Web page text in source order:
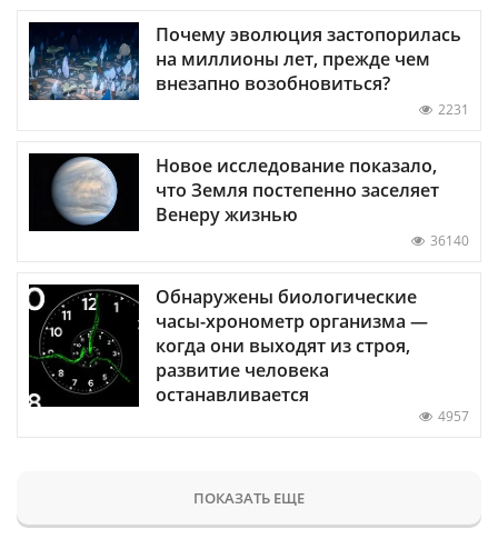
Почему эволюция застопорилась
на миллионы лет, прежде чем
внезапно возобновиться?
2231
Новое исследование показало,
что Земля постепенно заселяет
Венеру жизнью
36140
Обнаружены биологические
часы-хронометр организма —
когда они выходят из строя,
развитие человека
останавливается
4957
ПОКАЗАТЬ ЕЩЕ